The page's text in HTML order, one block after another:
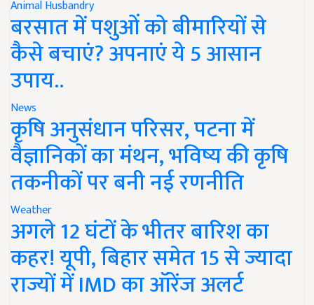
Animal Husbandry
बरसात में पशुओं को बीमारियों से
कैसे बचाएं? अपनाएं ये 5 आसान
उपाय..
News
कृषि अनुसंधान परिसर, पटना में
वैज्ञानिकों का मंथन, भविष्य की कृषि
तकनीकों पर बनी नई रणनीति
Weather
अगले 12 घंटों के भीतर बारिश का
कहर! यूपी, बिहार समेत 15 से ज्यादा
राज्यों में IMD का ऑरेंज अलर्ट